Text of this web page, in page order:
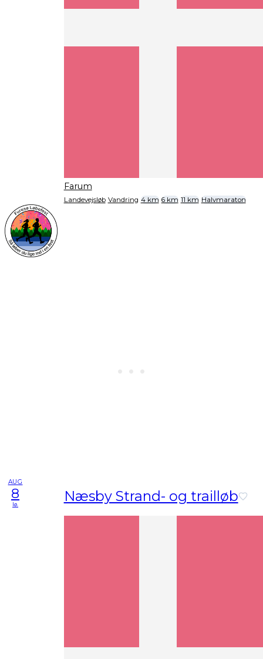
Farum
Landevejsløb Vandring 4 km 6 km 11 km Halvmaraton
AUG
8
lø. Næsby Strand- og trailløb